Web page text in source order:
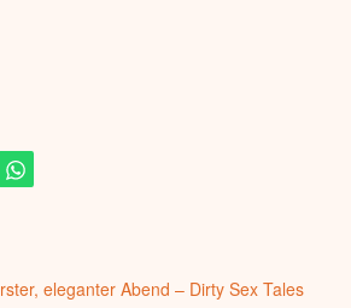
eleganter Abend – Dirty Sex Tales